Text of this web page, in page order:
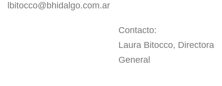
lbitocco@bhidalgo.com.ar
Contacto:
Laura Bitocco, Directora
General